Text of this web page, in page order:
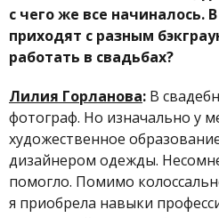
с чего же все
приходят с разным
работать в свадьбах?
Лилия Горланова: В
фотограф. Но изначально у
художественное
дизайнером одежды.
помогло. Помимо
я приобрела навыки